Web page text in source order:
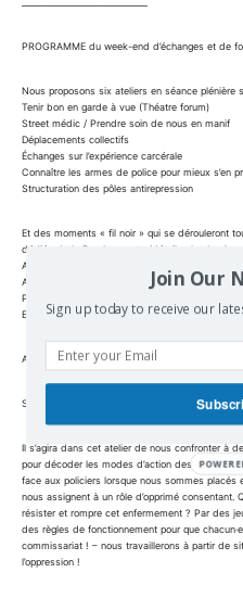
PROGRAMME du week-end d’échanges et de
Nous proposons six ateliers en séance plénière
Tenir bon en garde à vue (Théatre forum)
Street médic / Prendre soin de nous en manif
Déplacements collectifs
Échanges sur l’expérience carcérale
Connaître les armes de police pour mieux s’en
Structuration des pôles antirepression
Et des moments « fil noir » qui se dérouleront
dédiés de la Parole errante (détails plus bas) :
Atelier de protection numérique & Install Party
Atelier d’écriture anti-carcérale
Point fixe sur le stress post-traumatique
Espace enfants.. Dessins, graf’, banderoles..
ATELIERS
SAMEDI 10h30-12h30 – TENIR BON EN GARDE
Il s’agira dans cet atelier de nous confronter à
pour décoder les modes d’action des flics,
face aux policiers lorsque nous sommes placés
nous assignent à un rôle d’opprimé
résister et rompre cet enfermement ? Par des
des règles de fonctionnement pour que
commissariat ! – nous travaillerons à partir de
l’oppression !
Join Our
Sign up today to receive our